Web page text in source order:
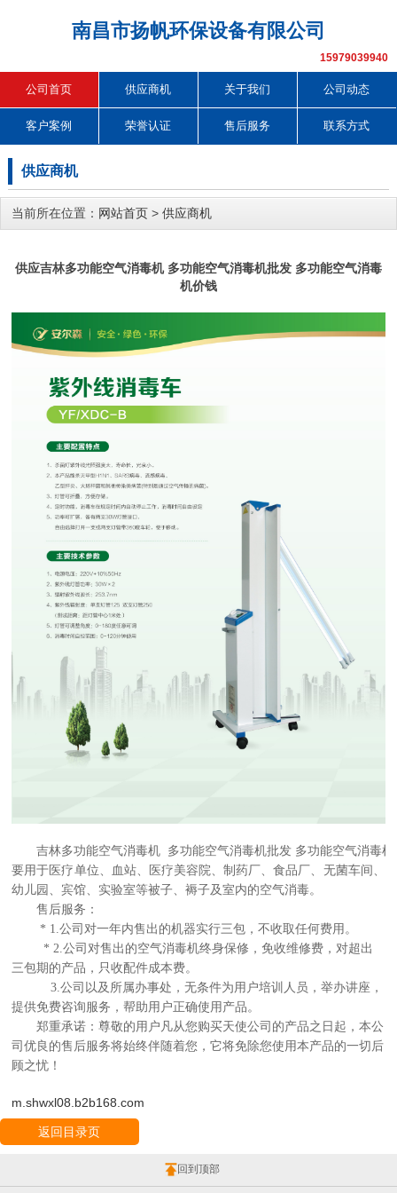
南昌市扬帆环保设备有限公司
15979039940
公司首页 供应商机 关于我们 公司动态
客户案例 荣誉认证 售后服务 联系方式
供应商机
当前所在位置： 网站首页 > 供应商机
供应吉林多功能空气消毒机 多功能空气消毒机批发 多功能空气消毒
机价钱
吉林多功能空气消毒机 多功能空气消毒机批发 多功能空气消毒
要用于医疗单位、血站、医疗美容院、制药厂、食品厂、无菌车间、
幼儿园、宾馆、实验室等被子、褥子及室内的空气消毒。
售后服务：
* 1.公司对一年内售出的机器实行三包，不收取任何费用。
* 2.公司对售出的空气消毒机终身保修，免收维修费，对超出
三包期的产品，只收配件成本费。
3.公司以及所属办事处，无条件为用户培训人员，举办讲座，
提供免费咨询服务，帮助用户正确使用产品。
郑重承诺：尊敬的用户凡从您购买天使公司的产品之日起，本公
司优良的售后服务将始终伴随着您，它将免除您使用本产品的一切后
顾之忧！
m.shwxl08.b2b168.com
返回目录页
回到顶部